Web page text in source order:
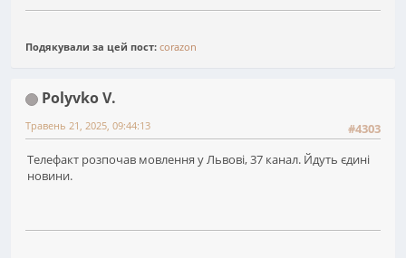
Подякували за цей пост: corazon
Polyvko V.
#4303
Травень 21, 2025, 09:44:13
Телефакт розпочав мовлення у Львові, 37 канал. Йдуть єдині
новини.